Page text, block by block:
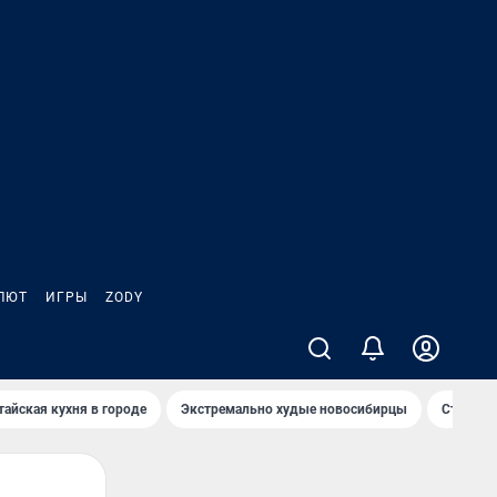
ИГРЫ ZODY
кухня в городе Экстремально худые новосибирцы Старт